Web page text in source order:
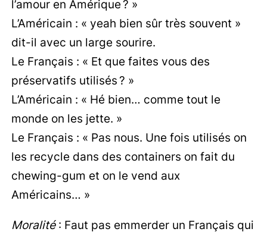
l’amour en Amérique ? »
L’Américain : « yeah bien sûr très souvent »
dit-il avec un large sourire.
Le Français : « Et que faites vous des
préservatifs utilisés ? »
L’Américain : « Hé bien… comme tout le
monde on les jette. »
Le Français : « Pas nous. Une fois utilisés on
les recycle dans des containers on fait du
chewing-gum et on le vend aux
Américains… »
Moralité: Faut pas emmerder un Français qui